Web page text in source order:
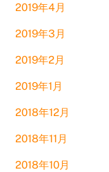
2019年4月
2019年3月
2019年2月
2019年1月
2018年12月
2018年11月
2018年10月